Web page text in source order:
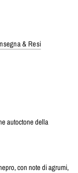
& Resi
autoctone della
con note di agrumi,